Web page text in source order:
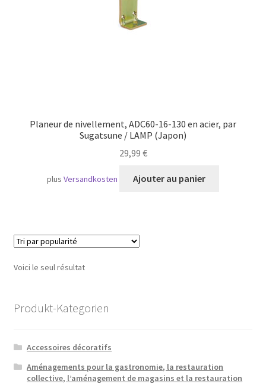
Planeur de nivellement, ADC60-16-130 en acier, par
Sugatsune / LAMP (Japon)
29,99 €
plusVersandkosten Ajouter au panier
Voici le seul résultat
Produkt-Kategorien
Accessoires décoratifs
Aménagements pour la gastronomie, la restauration
collective, l’aménagement de magasins et la restauration